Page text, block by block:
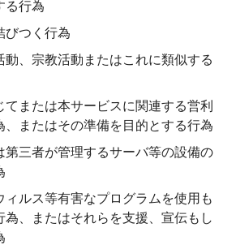
る行為
びつく行為
動、宗教活動またはこれに類似する
てまたは本サービスに関連する営利
、またはその準備を目的とする行為
第三者が管理するサーバ等の設備の
ィルス等有害なプログラムを使用も
為、またはそれらを支援、宣伝もし